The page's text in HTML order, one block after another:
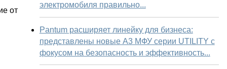
от
электромобиля правильно...
Pantum расширяет линейку для бизнеса:
представлены новые А3 МФУ серии UTILITY с
фокусом на безопасность и эффективность...